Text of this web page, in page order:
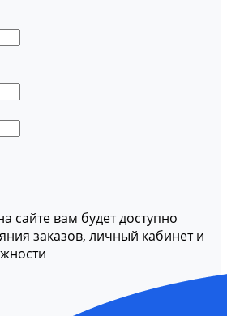
сайте вам будет доступно
заказов, личный кабинет и